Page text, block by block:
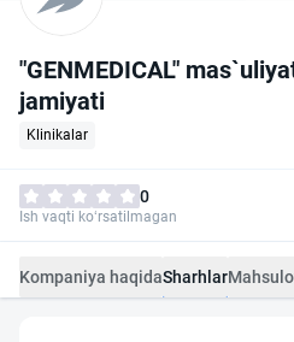
"GENMEDICAL"
jamiyati
Klinikalar
0
Ish vaqti ko‘rsatilmagan
Kompaniya haqidaSharhlar